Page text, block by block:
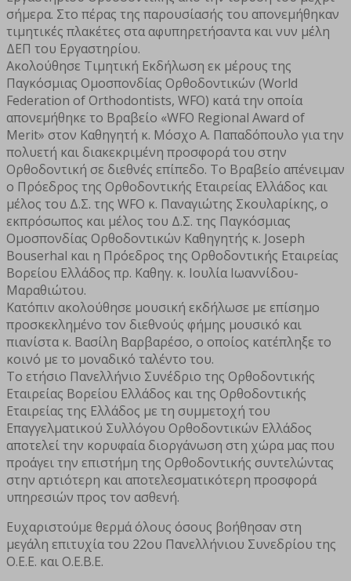
σήμερα. Στο πέρας της παρουσίασής του απονεμήθηκαν
τιμητικές πλακέτες στα αφυπηρετήσαντα και νυν μέλη
ΔΕΠ του Εργαστηρίου.
Ακολούθησε Τιμητική Εκδήλωση εκ μέρους της
Παγκόσμιας Ομοσπονδίας Ορθοδοντικών (World
Federation of Orthodontists, WFO) κατά την οποία
απονεμήθηκε το Βραβείο «WFO Regional Award of
Merit» στον Καθηγητή κ. Μόσχο Α. Παπαδόπουλο για την
πολυετή και διακεκριμένη προσφορά του στην
Ορθοδοντική σε διεθνές επίπεδο. Το Βραβείο απένειμαν
ο Πρόεδρος της Ορθοδοντικής Εταιρείας Ελλάδος και
μέλος του Δ.Σ. της WFO κ. Παναγιώτης Σκουλαρίκης, ο
εκπρόσωπος και μέλος του Δ.Σ. της Παγκόσμιας
Ομοσπονδίας Ορθοδοντικών Καθηγητής κ. Joseph
Bouserhal και η Πρόεδρος της Ορθοδοντικής Εταιρείας
Βορείου Ελλάδος πρ. Καθηγ. κ. Ιουλία Ιωαννίδου-
Μαραθιώτου.
Κατόπιν ακολούθησε μουσική εκδήλωσε με επίσημο
προσκεκλημένο τον διεθνούς φήμης μουσικό και
πιανίστα κ. Βασίλη Βαρβαρέσο, ο οποίος κατέπληξε το
κοινό με το μοναδικό ταλέντο του.
Το ετήσιο Πανελλήνιο Συνέδριο της Ορθοδοντικής
Εταιρείας Βορείου Ελλάδος και της Ορθοδοντικής
Εταιρείας της Ελλάδος με τη συμμετοχή του
Επαγγελματικού Συλλόγου Ορθοδοντικών Ελλάδος
αποτελεί την κορυφαία διοργάνωση στη χώρα μας που
προάγει την επιστήμη της Ορθοδοντικής συντελώντας
στην αρτιότερη και αποτελεσματικότερη προσφορά
υπηρεσιών προς τον ασθενή.
Ευχαριστούμε θερμά όλους όσους βοήθησαν στη
μεγάλη επιτυχία του 22ου Πανελλήνιου Συνεδρίου της
Ο.Ε.Ε. και Ο.Ε.Β.Ε.